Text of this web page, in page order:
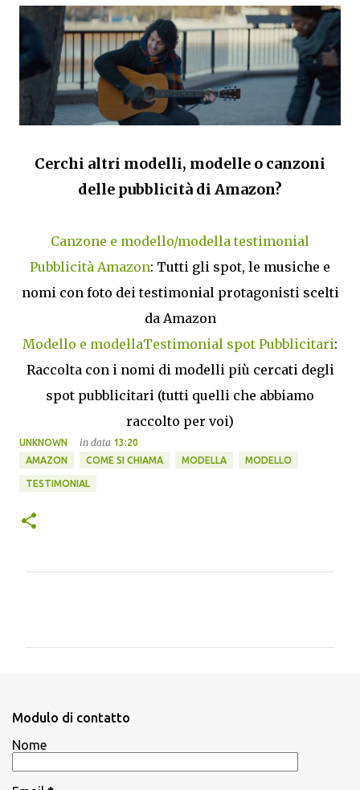
Cerchi altri modelli, modelle o canzoni
delle pubblicità di Amazon?
Canzone e modello/modella testimonial
Pubblicità Amazon: Tutti gli spot, le musiche e
nomi con foto dei testimonial protagonisti scelti
da Amazon
Modello e modellaTestimonial spot Pubblicitari:
Raccolta con i nomi di modelli più cercati degli
spot pubblicitari (tutti quelli che abbiamo
raccolto per voi)
UNKNOWN in data 13:20
AMAZON
COME SI CHIAMA MODELLA MODELLO
TESTIMONIAL
i
Modulo di contatto
Nome